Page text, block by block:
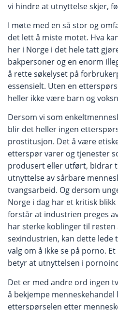
vi hindre at utnyttelse skjer,
I møte med en så stor og
det lett å miste motet. Hva
her i Norge i det hele tatt
bakpersoner og en enorm
å rette søkelyset på
essensielt. Uten en
heller ikke være barn og
Dersom vi som
blir det heller ingen
prostitusjon. Det å være
etterspør varer og tjenester
produsert eller utført, bidrar
utnyttelse av sårbare
tvangsarbeid. Og dersom
Norge i dag har et kritisk
forstår at industrien preges
har sterke koblinger til resten
sexindustrien, kan dette lede
valg om å ikke se på porno.
betyr at utnyttelsen i
Det er med andre ord ingen
å bekjempe menneskehandel
etterspørselen etter